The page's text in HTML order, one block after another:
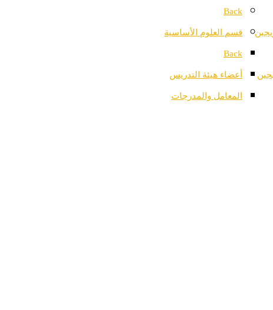
Back
قسم العلوم الأساسية
Back
أعضاء هيئة التدريس
المعامل والمدرجات